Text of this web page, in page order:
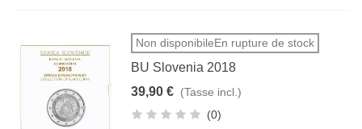
Non disponibileEn rupture de stock
BU Slovenia 2018
39,90 € (Tasse incl.)
(0)